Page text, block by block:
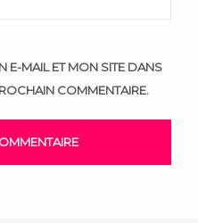
E-MAIL ET MON SITE DANS
COMMENTAIRE.